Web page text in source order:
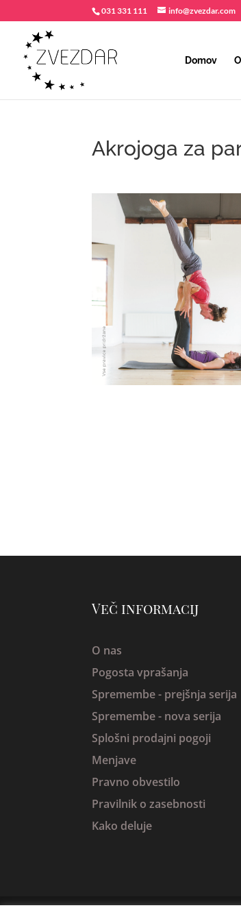
031 331 111 info@zvezdar.com
Domov
Akrojoga za
Več informacij
O nas
Pogosta vprašanja
Spremembe - prejšnja serija
Spremembe - nova serija
Splošni prodajni pogoji
Menjave
Pravno obvestilo
Pravilnik o zasebnosti
Kako deluje